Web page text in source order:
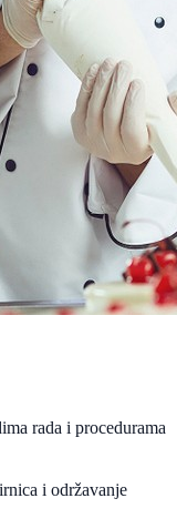
rada i procedurama
i održavanje